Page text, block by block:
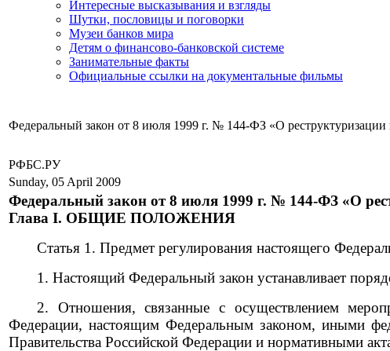
Интересные высказывания и взгляды
Шутки, пословицы и поговорки
Музеи банков мира
Детям о финансово-банковской системе
Занимательные факты
Официальные ссылки на документальные фильмы
Федеральный закон от 8 июля 1999 г. № 144-ФЗ «О реструктуризации
РФБС.РУ
Sunday, 05 April 2009
Федеральный закон от 8 июля 1999 г. № 144-ФЗ «О
Глава I. ОБЩИЕ ПОЛОЖЕНИЯ
Статья 1. Предмет регулирования настоящего
1. Настоящий Федеральный закон устанавливает
2. Отношения, связанные с осуществлением
Федерации, настоящим Федеральным законом, иными
Правительства Российской Федерации и нормативными